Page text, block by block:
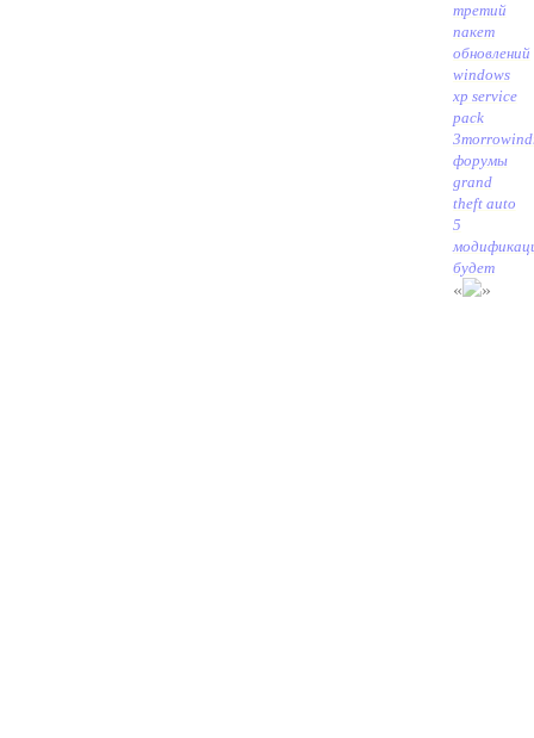
третий
пакет
обновлений
windows
xp service
pack
3
форумы
grand
theft auto
5
будет